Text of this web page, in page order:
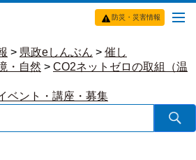
防災・災害情報
> 県政eしんぶん > 催し
・自然 > CO2ネットゼロの取組（温
ベント・講座・募集